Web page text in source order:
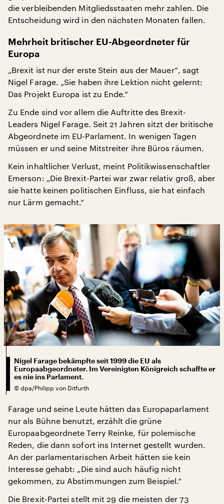
die verbleibenden Mitgliedsstaaten mehr zahlen. Die
Entscheidung wird in den nächsten Monaten fallen.
Mehrheit britischer EU-Abgeordneter für
Europa
„Brexit ist nur der erste Stein aus der Mauer“, sagt
Nigel Farage. „Sie haben ihre Lektion nicht gelernt:
Das Projekt Europa ist zu Ende.“
Zu Ende sind vor allem die Auftritte des Brexit-
Leaders Nigel Farage. Seit 21 Jahren sitzt der britische
Abgeordnete im EU-Parlament. In wenigen Tagen
müssen er und seine Mitstreiter ihre Büros räumen.
Kein inhaltlicher Verlust, meint Politikwissenschaftler
Emerson: „Die Brexit-Partei war zwar relativ groß, aber
sie hatte keinen politischen Einfluss, sie hat einfach
nur Lärm gemacht.“
Nigel Farage bekämpfte seit 1999 die EU als
Europaabgeordneter. Im Vereinigten Königreich schaffte er
es nie ins Parlament.
© dpa/Philipp von Ditfurth
Farage und seine Leute hätten das Europaparlament
nur als Bühne benutzt, erzählt die grüne
Europaabgeordnete Terry Reinke, für polemische
Reden, die dann sofort ins Internet gestellt wurden.
An der parlamentarischen Arbeit hätten sie kein
Interesse gehabt: „Die sind auch häufig nicht
gekommen, zu Abstimmungen zum Beispiel.“
Die Brexit-Partei stellt mit 29 die meisten der 73